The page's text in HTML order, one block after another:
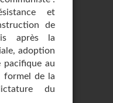
et
de
après la
adoption
pacifique au
formel de la
du